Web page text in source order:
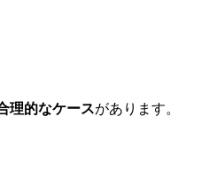
理的なケースがあります。